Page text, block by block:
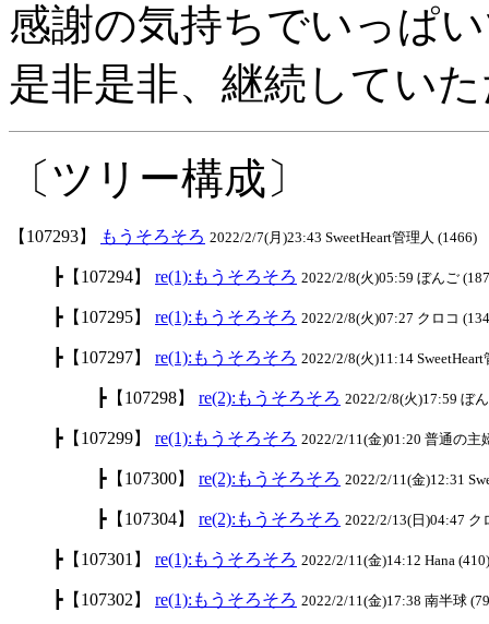
感謝の気持ちでいっぱ
是非是非、継続してい
〔ツリー構成〕
【107293】 もうそろそろ 2022/2/7(月)23:43 SweetHeart管理人 (1466)
┣【107294】 re(1):もうそろそろ 2022/2/8(火)05:59 ぼんご
┣【107295】 re(1):もうそろそろ 2022/2/8(火)07:27 クロコ
┣【107297】 re(1):もうそろそろ 2022/2/8(火)11:14
┣【107298】 re(2):もうそろそろ 2022/2/8(火)17:59 ぼ
┣【107299】 re(1):もうそろそろ 2022/2/11(金)01:20 普通の主
┣【107300】 re(2):もうそろそろ 2022/2/11(金)12:31
┣【107304】 re(2):もうそろそろ 2022/2/13(日)04:47 ク
┣【107301】 re(1):もうそろそろ 2022/2/11(金)14:12 Hana (410)
┣【107302】 re(1):もうそろそろ 2022/2/11(金)17:38 南半球